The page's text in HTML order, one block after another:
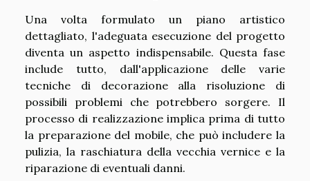
Una volta formulato un piano artistico
dettagliato, l'adeguata esecuzione del progetto
diventa un aspetto indispensabile. Questa fase
include tutto, dall'applicazione delle varie
tecniche di decorazione alla risoluzione di
possibili problemi che potrebbero sorgere. Il
processo di realizzazione implica prima di tutto
la preparazione del mobile, che può includere la
pulizia, la raschiatura della vecchia vernice e la
riparazione di eventuali danni.